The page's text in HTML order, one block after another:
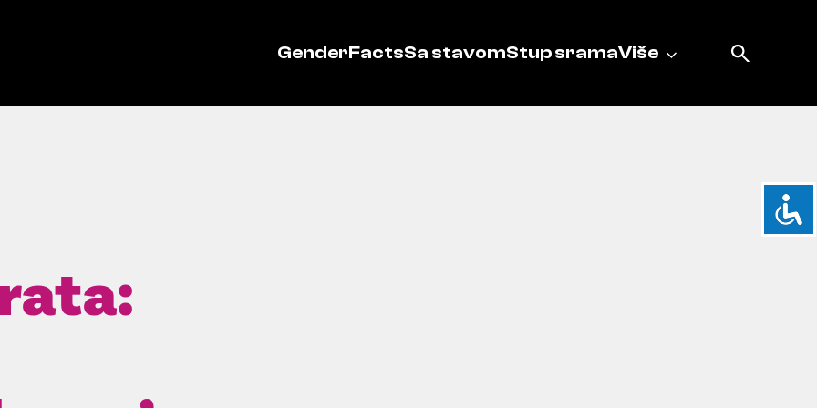
GenderFactsSa stavomStup sramaViše